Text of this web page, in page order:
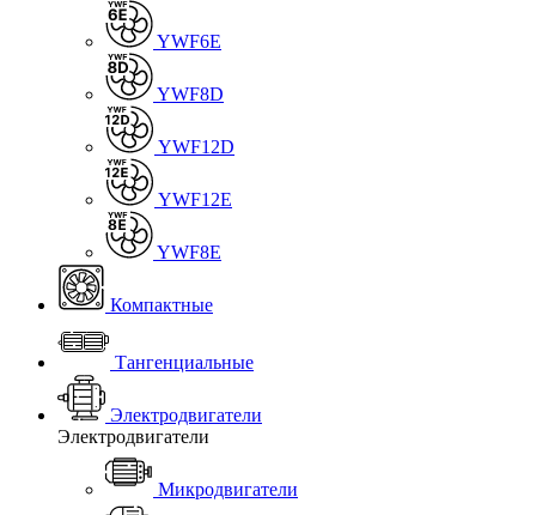
YWF6E
YWF8D
YWF12D
YWF12E
YWF8E
Компактные
Тангенциальные
Электродвигатели
Электродвигатели
Микродвигатели